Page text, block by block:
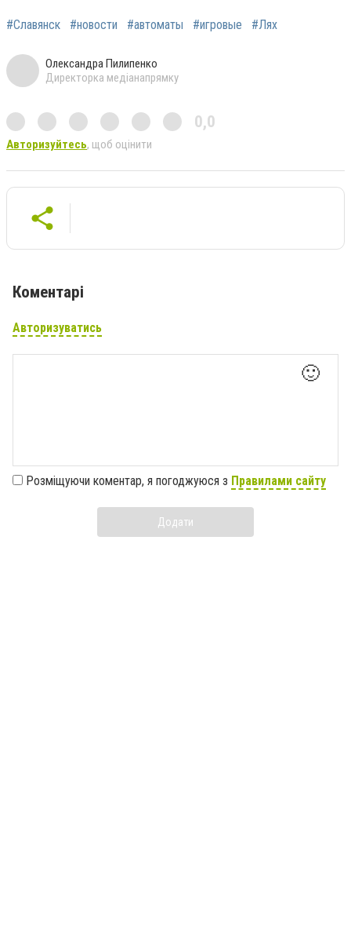
#Славянск #новости #автоматы #игровые #Лях
Олександра Пилипенко
Директорка медіанапрямку
0,0
Авторизуйтесь, щоб оцінити
Коментарі
Авторизуватись
🙂
Розміщуючи коментар, я погоджуюся з Правилами сайту
Додати